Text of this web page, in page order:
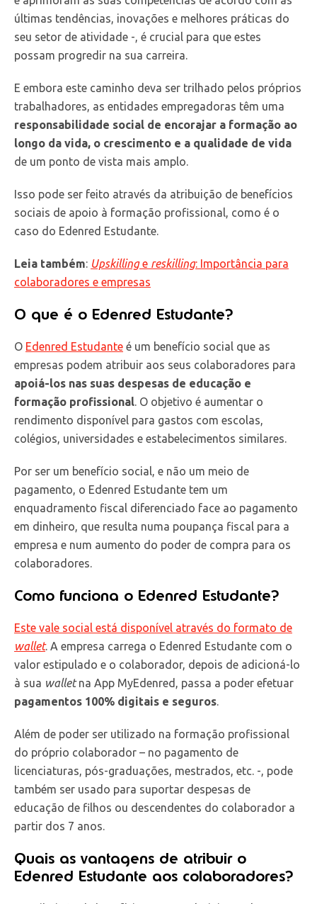
últimas tendências, inovações e melhores práticas do
seu setor de atividade -, é crucial para que estes
possam progredir na sua carreira.
E embora este caminho deva ser trilhado pelos próprios
trabalhadores, as entidades empregadoras têm uma
responsabilidade social de encorajar a formação ao
longo da vida, o crescimento e a qualidade de vida
de um ponto de vista mais amplo.
Isso pode ser feito através da atribuição de benefícios
sociais de apoio à formação profissional, como é o
caso do Edenred Estudante.
Leia também: Upskillinge reskilling: Importância para
colaboradores e empresas
O que é o Edenred Estudante?
O Edenred Estudante é um benefício social que as
empresas podem atribuir aos seus colaboradores para
apoiá-los nas suas despesas de educação e
formação profissional . O objetivo é aumentar o
rendimento disponível para gastos com escolas,
colégios, universidades e estabelecimentos similares.
Por ser um benefício social, e não um meio de
pagamento, o Edenred Estudante tem um
enquadramento fiscal diferenciado face ao pagamento
em dinheiro, que resulta numa poupança fiscal para a
empresa e num aumento do poder de compra para os
colaboradores.
Como funciona o Edenred Estudante?
Este vale social está disponível através do formato de
wallet. A empresa carrega o Edenred Estudante com o
valor estipulado e o colaborador, depois de adicioná-lo
à sua walletna App MyEdenred, passa a poder efetuar
pagamentos 100% digitais e seguros
Além de poder ser utilizado na formação profissional
do próprio colaborador – no pagamento de
licenciaturas, pós-graduações, mestrados, etc. -, pode
também ser usado para suportar despesas de
educação de filhos ou descendentes do colaborador a
partir dos 7 anos.
Quais as vantagens de atribuir o
Edenred Estudante aos colaboradores?